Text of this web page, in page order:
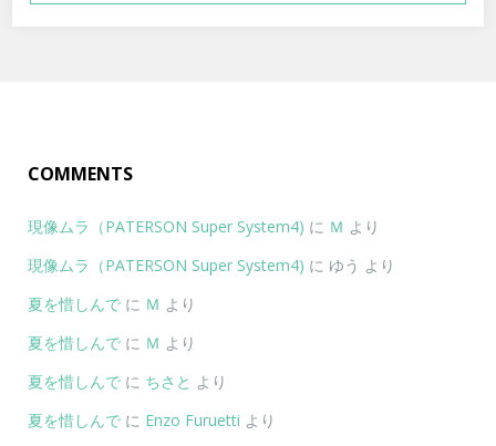
COMMENTS
現像ムラ（PATERSON Super System4) に Ｍ より
現像ムラ（PATERSON Super System4) に ゆう より
夏を惜しんで に Ｍ より
夏を惜しんで に Ｍ より
夏を惜しんで に ちさと より
夏を惜しんで に Enzo Furuetti より